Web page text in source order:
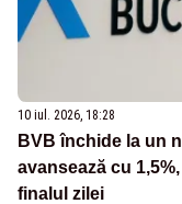
10 iul. 2026, 18:28
BVB închide la un
avansează cu
finalul zilei